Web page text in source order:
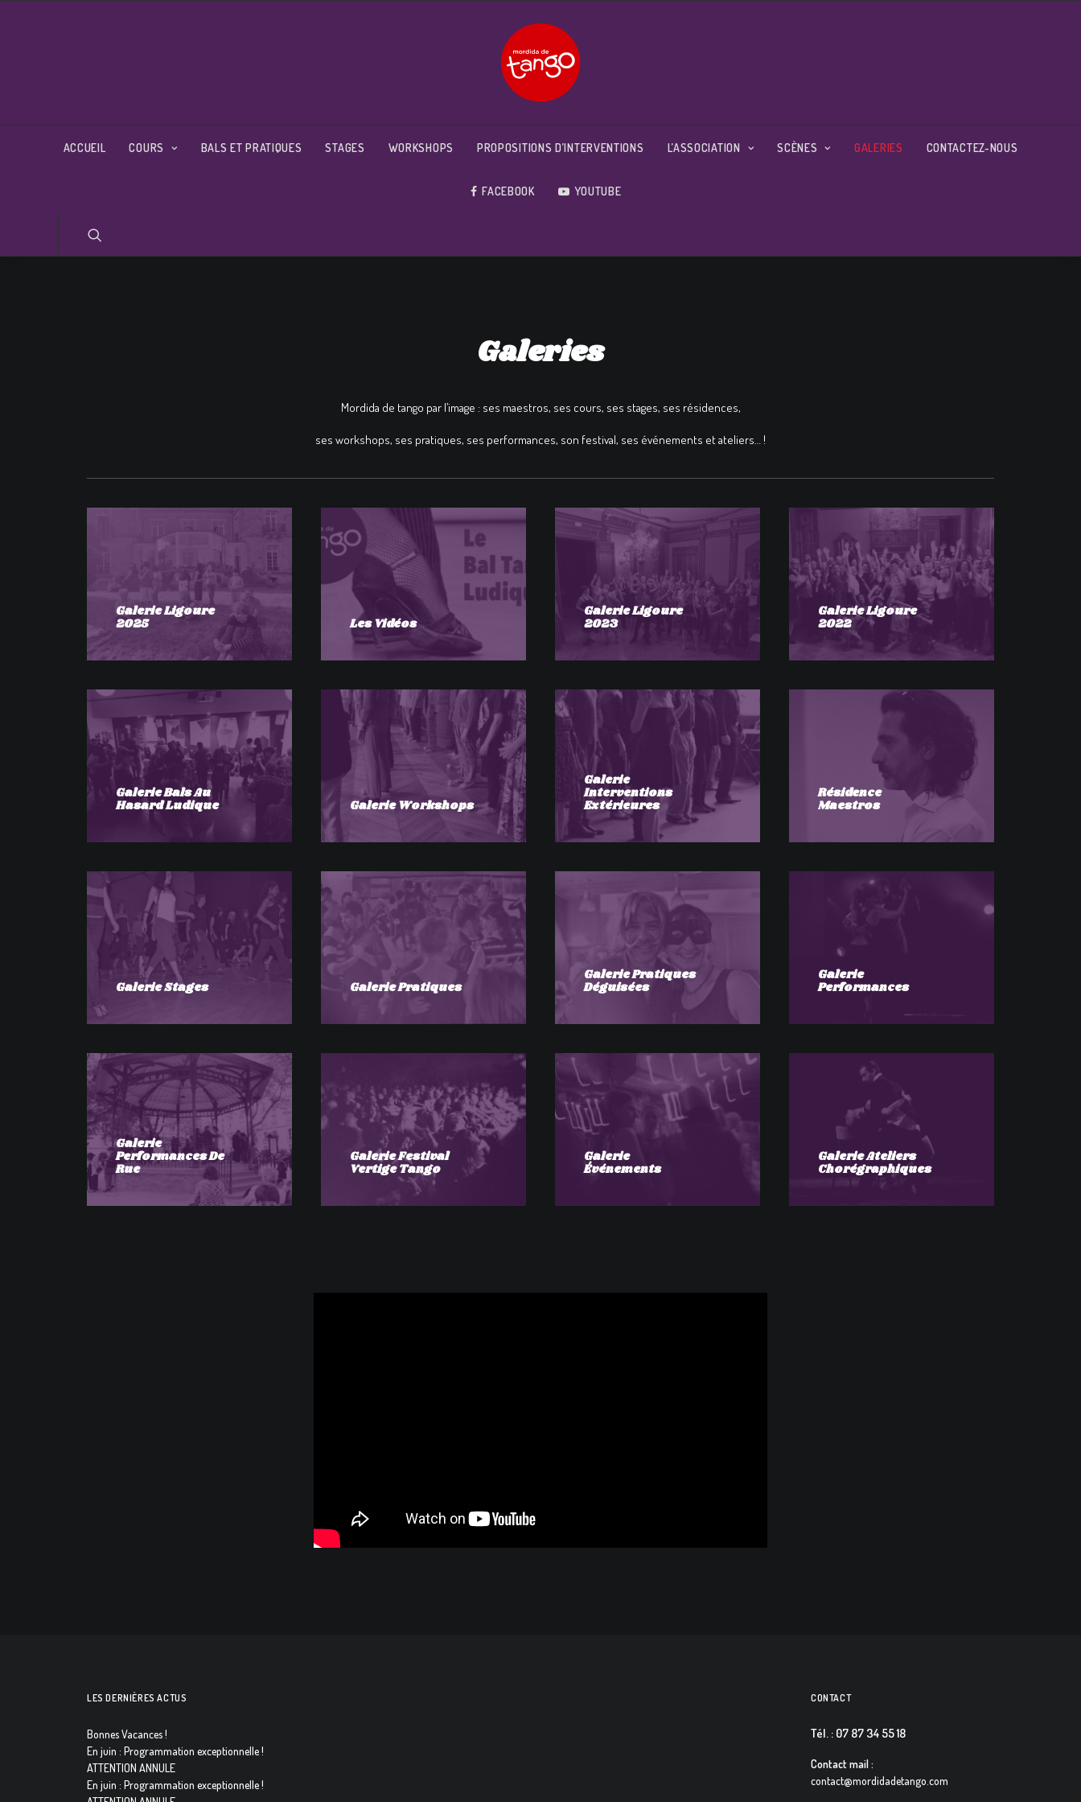
ACCUEIL COURS BALS ET PRATIQUES STAGES WORKSHOPS PROPOSITIONS D’INTERVENTIONS L’ASSOCIATION SCÈNES GALERIES CONTACTEZ-NOUS
FACEBOOK YOUTUBE
Galeries
Mordida de tango par l’image : ses maestros, ses cours, ses stages, ses résidences,
ses workshops, ses pratiques, ses performances, son festival, ses événements et ateliers… !
Galerie Ligoure
2025
Les Vidéos
Galerie Ligoure
2023
Galerie Ligoure
2022
Galerie Bals Au
Hasard Ludique
Galerie Workshops
Galerie
Interventions
Extérieures
Résidence
Maestros
Galerie Stages Galerie Pratiques
Galerie Pratiques
Déguisées
Galerie
Performances
Galerie
Performances De
Rue
Galerie Festival
Vertige Tango
Galerie
Événements
Galerie Ateliers
Chorégraphiques
LES DERNIÈRES ACTUS
Bonnes Vacances !
En juin : Programmation exceptionnelle !
ATTENTION ANNULE
En juin : Programmation exceptionnelle !
CONTACT
Tél. : 07 87 34 55 18
Contact mail :
contact@mordidadetango.com